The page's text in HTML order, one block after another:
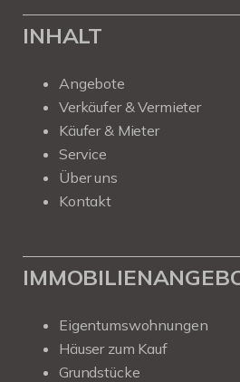
INHALT
Angebote
Verkäufer & Vermieter
Käufer & Mieter
Service
Über uns
Kontakt
Eigentumswohnungen
Häuser zum Kauf
Grundstücke